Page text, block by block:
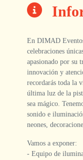
En DIMAD
celebraciones
apasionado por su
innovación y
recordarás toda la
última luz de la
sea mágico.
sonido e
neones,
Vamos a exponer:
- Equipo de